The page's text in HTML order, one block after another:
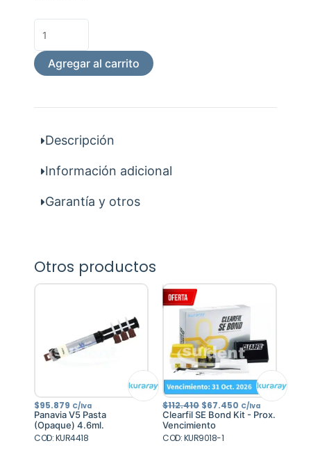
400
Und.
cantidad
Agregar al carrito
Descripción
Información adicional
Garantía y otros
Otros productos
$95.879 C/Iva
Panavia V5 Pasta
(Opaque) 4.6ml.
COD: KUR4418
$112.410 El
precio
original
era:
$112.410.
$67.450 El
precio
actual
C/Iva
Clearfil SE Bond Kit - Prox.
Vencimiento
COD: KUR9018-1